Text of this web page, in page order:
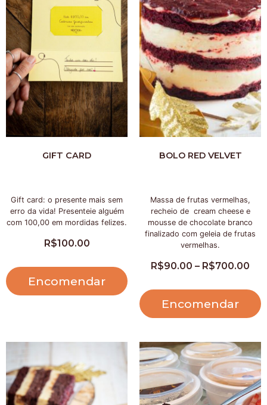
GIFT CARD
Gift card: o presente mais sem
erro da vida! Presenteie alguém
com 100,00 em mordidas felizes.
R$100.00
Encomendar
BOLO RED VELVET
Massa de frutas vermelhas,
recheio de cream cheese e
mousse de chocolate branco
finalizado com geleia de frutas
vermelhas.
R$90.00 – R$700.00
Encomendar